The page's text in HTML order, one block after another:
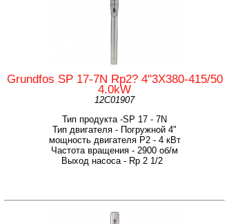
Grundfos SP 17-7N Rp2? 4"3X380-415/50
4.0kW
12C01907
Тип продукта -SP 17 - 7N
Тип двигателя - Погружной 4"
мощность двигателя Р2 - 4 кВт
Частота вращения - 2900 об/м
Выход насоса - Rp 2 1/2